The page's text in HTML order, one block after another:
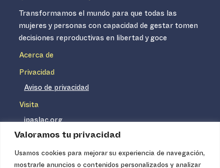
Valoramos tu privacidad
Usamos cookies para mejorar su experiencia de navegación,
mostrarle anuncios o contenidos personalizados y analizar
Transformamos el mundo para que todas las
mujeres y personas con capacidad de gestar tomen
decisiones reproductivas en libertad y goce
Acerca de
Privacidad
Aviso de privacidad
Visita
ipaslac.org
ipasmexico.org